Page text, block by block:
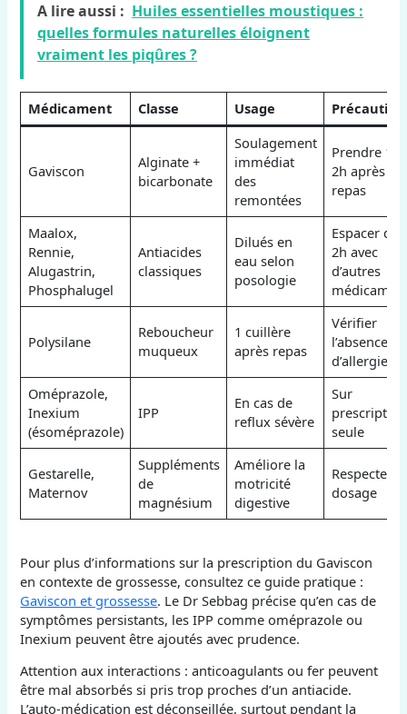
A lire aussi : Huiles essentielles moustiques :
quelles formules naturelles éloignent
vraiment les piqûres ?
Médicament Classe Usage Précaution
Gaviscon
Alginate +
bicarbonate
Soulagement
immédiat
des
remontées
Prendre 1 à
2h après
repas
Maalox,
Rennie,
Alugastrin,
Phosphalugel
Antiacides
classiques
Dilués en
eau selon
posologie
Espacer de
2h avec
d’autres
Polysilane
Reboucheur
muqueux
1 cuillère
après repas
Vérifier
l’absence
d’allergie
Oméprazole,
Inexium
(ésoméprazole)
IPP
En cas de
reflux sévère
Sur
prescription
seule
Gestarelle,
Maternov
Suppléments
de
magnésium
Améliore la
motricité
digestive
Respecter le
dosage
Pour plus d’informations sur la prescription du Gaviscon
en contexte de grossesse, consultez ce guide pratique :
Gaviscon et grossesse. Le Dr Sebbag précise qu’en cas de
symptômes persistants, les IPP comme oméprazole ou
Inexium peuvent être ajoutés avec prudence.
Attention aux interactions : anticoagulants ou fer peuvent
être mal absorbés si pris trop proches d’un antiacide.
L’auto-médication est déconseillée, surtout pendant la